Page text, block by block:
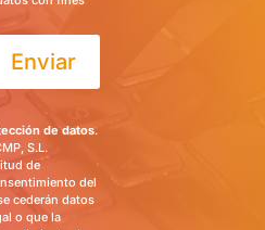
Enviar
de datos.
S.L.
de
del
cederán datos
o que la